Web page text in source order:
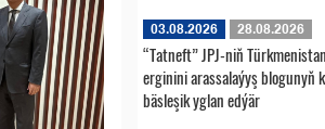
03.08.2026 28.08.2026
“Tatneft” JPJ-niň
erginini arassalaýyş blogunyň
bäsleşik yglan edýär